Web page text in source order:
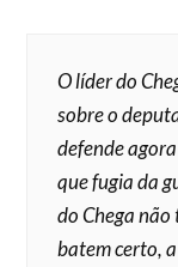
O líder do
sobre o
defende
que fugia da
do Chega
batem certo,